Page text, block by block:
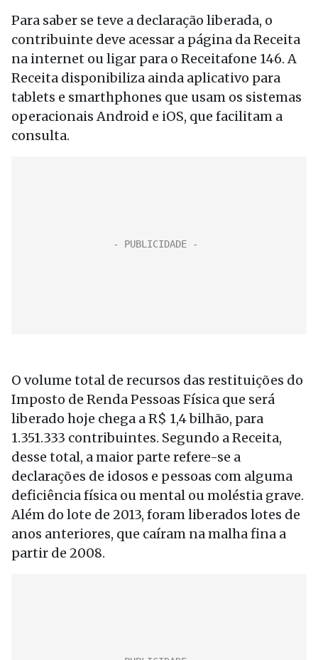
Para saber se teve a declaração liberada, o
contribuinte deve acessar a página da Receita
na internet ou ligar para o Receitafone 146. A
Receita disponibiliza ainda aplicativo para
tablets e smarthphones que usam os sistemas
operacionais Android e iOS, que facilitam a
consulta.
O volume total de recursos das restituições do
Imposto de Renda Pessoas Física que será
liberado hoje chega a R$ 1,4 bilhão, para
1.351.333 contribuintes. Segundo a Receita,
desse total, a maior parte refere-se a
declarações de idosos e pessoas com alguma
deficiência física ou mental ou moléstia grave.
Além do lote de 2013, foram liberados lotes de
anos anteriores, que caíram na malha fina a
partir de 2008.